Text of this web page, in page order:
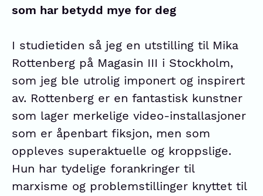
som har betydd mye for deg
I studietiden så jeg en utstilling til Mika
Rottenberg på Magasin III i Stockholm,
som jeg ble utrolig imponert og inspirert
av. Rottenberg er en fantastisk kunstner
som lager merkelige video-installasjoner
som er åpenbart fiksjon, men som
oppleves superaktuelle og kroppslige.
Hun har tydelige forankringer til
marxisme og problemstillinger knyttet til